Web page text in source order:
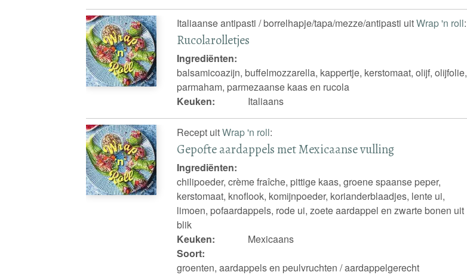
Italiaanse antipasti / borrelhapje/tapa/mezze/antipasti uitWrap 'n roll:
Rucolarolletjes
Ingrediënten:
balsamicoazijn, buffelmozzarella, kappertje, kerstomaat, olijf, olijfolie,
parmaham, parmezaanse kaas en rucola
Keuken:
Italiaans
Recept uitWrap 'n roll:
Gepofte aardappels met Mexicaanse vulling
Ingrediënten:
chilipoeder, crème fraîche, pittige kaas, groene spaanse peper,
kerstomaat, knoflook, komijnpoeder, korianderblaadjes, lente ui,
limoen, pofaardappels, rode ui, zoete aardappel en zwarte bonen uit
blik
Keuken:
Mexicaans
Soort:
groenten, aardappels en peulvruchten / aardappelgerecht